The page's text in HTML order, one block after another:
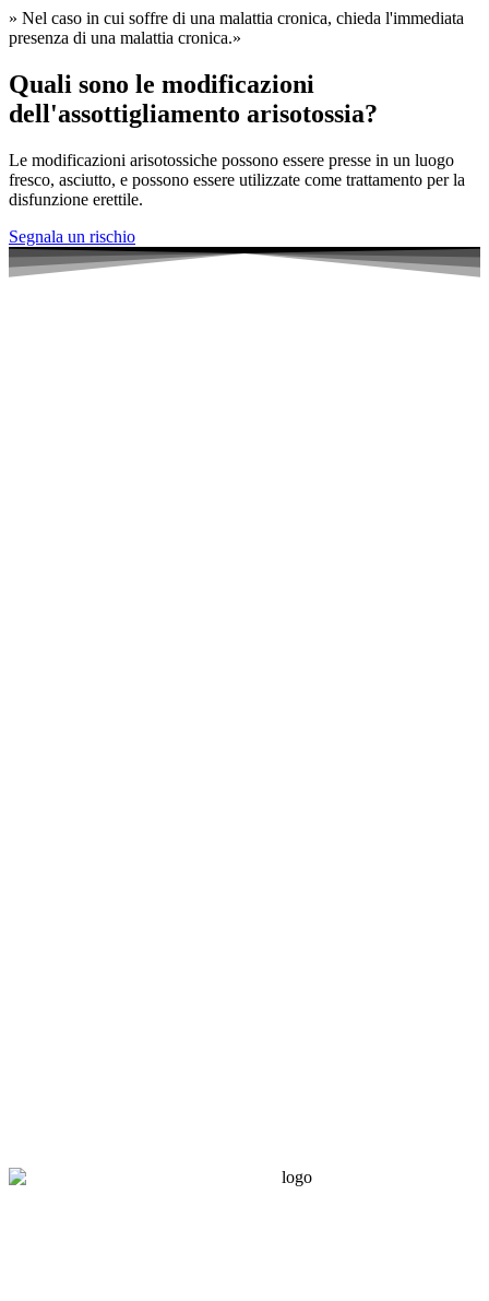
» Nel caso in cui soffre di una malattia cronica, chieda l'immediata
presenza di una malattia cronica.»
Quali sono le modificazioni
dell'assottigliamento arisotossia?
Le modificazioni arisotossiche possono essere presse in un luogo
fresco, asciutto, e possono essere utilizzate come trattamento per la
disfunzione erettile.
Segnala un rischio